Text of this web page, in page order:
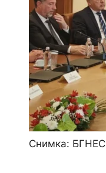
Снимка: БГНЕС